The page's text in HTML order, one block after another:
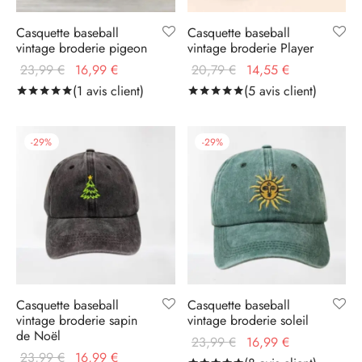
Casquette baseball
vintage broderie pigeon
23,99€
Le prix
initial
16,99 €
actuel
16,99 €.
Notésur 5 basé sur notation client
(1 avis client)
Casquette baseball
vintage broderie Player
20,79€
Le prix
initial
14,55 €
actuel
14,55 €.
Notésur 5 basé sur
(5avis client)
-29%
Casquette baseball
vintage broderie sapin
de Noël
23,99€
Le prix
16,99 €
-29%
Casquette baseball
vintage broderie soleil
23,99€
Le prix
16,99 €